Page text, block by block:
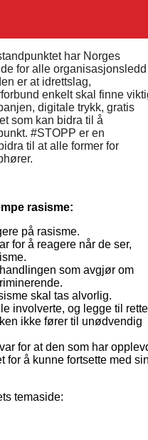
har Norges
for alle
er at idrettslag,
enkelt skal finne
digitale trykk, gratis
som kan bidra til å
#STOPP er en
til at alle former for
rasisme:
på rasisme.
for å reagere når de ser,
som avgjør om
skal tas alvorlig.
involverte, og legge til rette
ikke fører til unødvendig
for at den som har
for å kunne fortsette med
temaside: